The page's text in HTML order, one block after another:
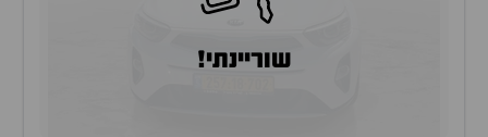
שוריינתי!